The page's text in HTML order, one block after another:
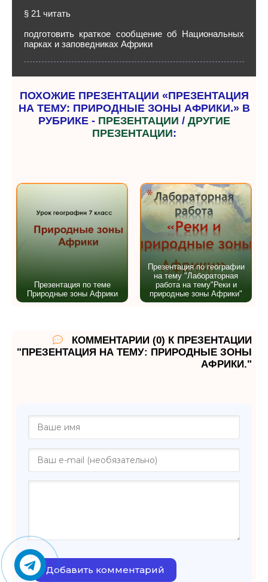
§ 21 читать
подготовить краткое сообщение об Национальных
парках и заповедниках Африки
ПОХОЖИЕ ПРЕЗЕНТАЦИИ «ПРЕЗЕНТАЦИЯ
НА ТЕМУ: ПРИРОДНЫЕ ЗОНЫ АФРИКИ.» В
РУБРИКЕ - ПРЕЗЕНТАЦИИ / ДРУГИЕ
ПРЕЗЕНТАЦИИ:
Презентация по теме
Природные зоны Африки
Презентация по географии
на тему "Лабораторная
работа на тему"Реки и
природные зоны Африки"
КОММЕНТАРИИ (0) К ПРЕЗЕНТАЦИИ
"ПРЕЗЕНТАЦИЯ НА ТЕМУ: ПРИРОДНЫЕ ЗОНЫ
АФРИКИ."
Добавить комментарий